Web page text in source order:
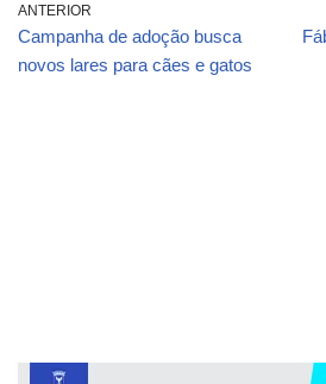
ANTERIOR
Campanha de adoção busca
novos lares para cães e gatos